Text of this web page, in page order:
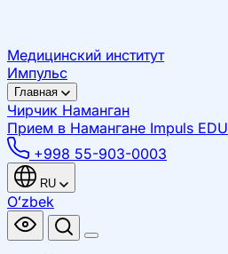
Медицинский институт
Импульс
Главная
Чирчик Наманган
Прием в Намангане Impuls EDU
+998 55-903-0003
RU
Oʻzbek